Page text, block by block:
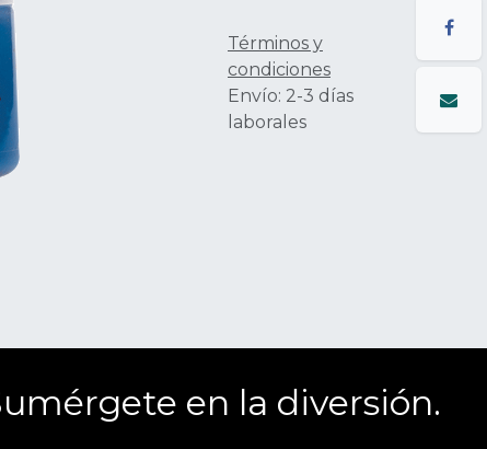
Términos y
condiciones
Envío: 2-3 días
laborales
en la diversión.